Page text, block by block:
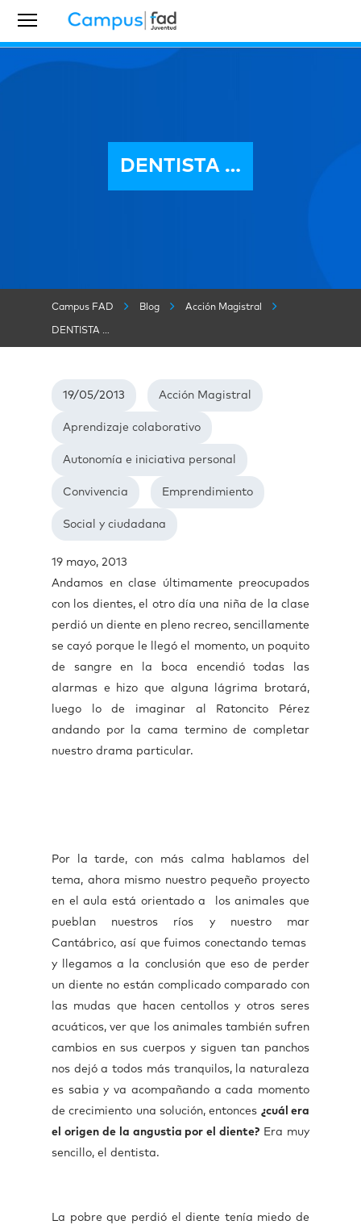
DENTISTA …
Campus FAD Blog Acción Magistral
DENTISTA …
19/05/2013 Acción Magistral
Aprendizaje colaborativo
Autonomía e iniciativa personal
Convivencia Emprendimiento
Social y ciudadana
19 mayo, 2013
Andamos en clase últimamente preocupados
con los dientes, el otro día una niña de la clase
perdió un diente en pleno recreo, sencillamente
se cayó porque le llegó el momento, un poquito
de sangre en la boca encendió todas las
alarmas e hizo que alguna lágrima brotará,
luego lo de imaginar al Ratoncito Pérez
andando por la cama termino de completar
nuestro drama particular.
Por la tarde, con más calma hablamos del
tema, ahora mismo nuestro pequeño proyecto
en el aula está orientado a los animales que
pueblan nuestros ríos y nuestro mar
Cantábrico, así que fuimos conectando temas
y llegamos a la conclusión que eso de perder
un diente no están complicado comparado con
las mudas que hacen centollos y otros seres
acuáticos, ver que los animales también sufren
cambios en sus cuerpos y siguen tan panchos
nos dejó a todos más tranquilos, la naturaleza
es sabia y va acompañando a cada momento
de crecimiento una solución, entonces ¿cuál era
el origen de la angustia por el diente? Era muy
sencillo, el dentista.
La pobre que perdió el diente tenía miedo de